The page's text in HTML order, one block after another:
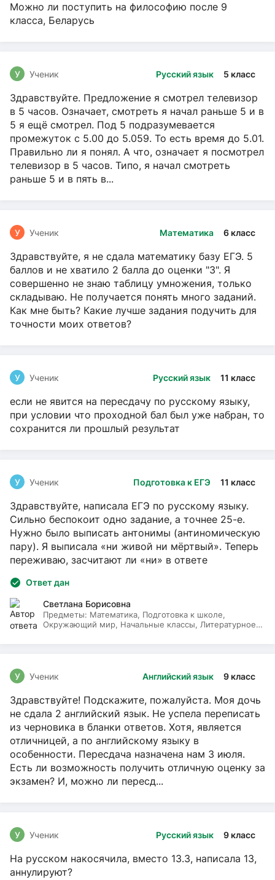
Можно ли поступить на философию после 9
класса, Беларусь
Русский язык 5 класс
У Ученик
Здравствуйте. Предложение я смотрел телевизор
в 5 часов. Означает, смотреть я начал раньше 5 и в
5 я ещё смотрел. Под 5 подразумевается
промежуток с 5.00 до 5.059. То есть время до 5.01.
Правильно ли я понял. А что, означает я посмотрел
телевизор в 5 часов. Типо, я начал смотреть
раньше 5 и в пять в...
Математика 6 класс
У Ученик
Здравствуйте, я не сдала математику базу ЕГЭ. 5
баллов и не хватило 2 балла до оценки "3". Я
совершенно не знаю таблицу умножения, только
складываю. Не получается понять много заданий.
Как мне быть? Какие лучше задания подучить для
точности моих ответов?
Русский язык 11 класс
У Ученик
если не явится на пересдачу по русскому языку,
при условии что проходной бал был уже набран, то
сохранится ли прошлый результат
Подготовка к ЕГЭ 11 класс
У Ученик
Здравствуйте, написала ЕГЭ по русскому языку.
Сильно беспокоит одно задание, а точнее 25-е.
Нужно было выписать антонимы (антиномическую
пару). Я выписала «ни живой ни мёртвый». Теперь
переживаю, засчитают ли «ни» в ответе
Ответ дан
Светлана Борисовна
Предметы: Математика, Подготовка к школе,
Окружающий мир, Начальные классы, Литературное
Английский язык 9 класс
У Ученик
Здравствуйте! Подскажите, пожалуйста. Моя дочь
не сдала 2 английский язык. Не успела переписать
из черновика в бланки ответов. Хотя, является
отличницей, а по английскому языку в
особенности. Пересдача назначена нам 3 июля.
Есть ли возможность получить отличную оценку за
экзамен? И, можно ли пересд...
Русский язык 9 класс
У Ученик
На русском накосячила, вместо 13.3, написала 13,
аннулируют?